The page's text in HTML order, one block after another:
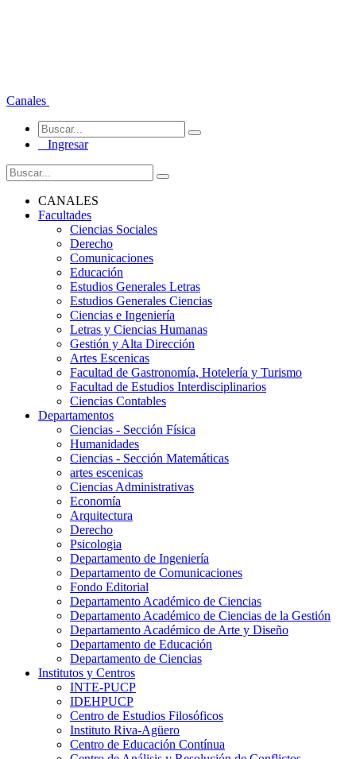
Canales
Ingresar
CANALES
Facultades
Ciencias Sociales
Derecho
Comunicaciones
Educación
Estudios Generales Letras
Estudios Generales Ciencias
Ciencias e Ingeniería
Letras y Ciencias Humanas
Gestión y Alta Dirección
Artes Escenicas
Facultad de Gastronomía, Hotelería y Turismo
Facultad de Estudios Interdisciplinarios
Ciencias Contables
Departamentos
Ciencias - Sección Física
Humanidades
Ciencias - Sección Matemáticas
artes escenicas
Ciencias Administrativas
Economía
Arquitectura
Derecho
Psicologia
Departamento de Ingeniería
Departamento de Comunicaciones
Fondo Editorial
Departamento Académico de Ciencias
Departamento Académico de Ciencias de la Gestión
Departamento Académico de Arte y Diseño
Departamento de Educación
Departamento de Ciencias
Institutos y Centros
INTE-PUCP
IDEHPUCP
Centro de Estudios Filosóficos
Instituto Riva-Agüero
Centro de Educación Contínua